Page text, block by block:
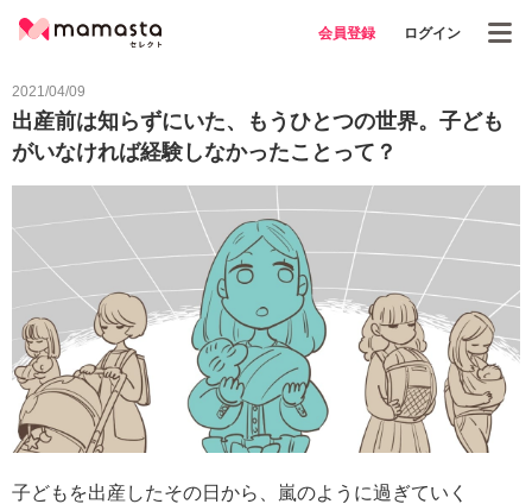
会員登録 ログイン
2021/04/09
出産前は知らずにいた、もうひとつの世界。子ども
がいなければ経験しなかったことって？
子どもを出産したその日から、嵐のように過ぎていく